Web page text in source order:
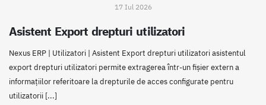
17 Iul 2026
Asistent Export drepturi utilizatori
Nexus ERP | Utilizatori | Asistent Export drepturi utilizatori asistentul
export drepturi utilizatori permite extragerea într-un fișier extern a
informațiilor referitoare la drepturile de acces configurate pentru
utilizatorii [...]